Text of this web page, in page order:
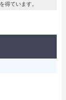
得ています。